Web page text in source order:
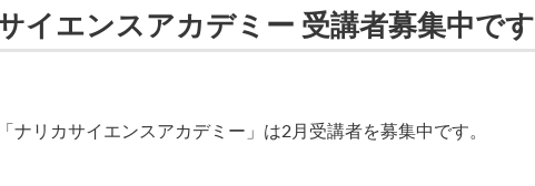
イエンスアカデミー 受講者募集中です
ナリカサイエンスアカデミー」は2月受講者を募集中です。